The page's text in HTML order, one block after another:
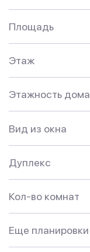
Площадь
Этаж
Этажность дома
Вид из окна
Дуплекс
Кол-во комнат
Еще планировки